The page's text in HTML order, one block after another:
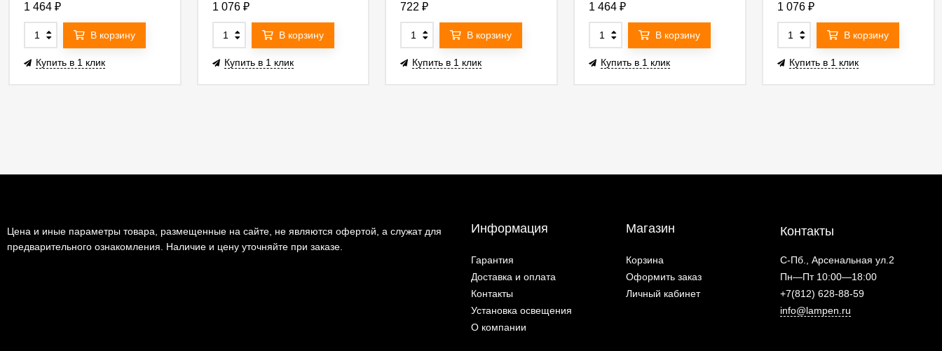
1 464 ₽
В корзину
Купить в 1 клик
1 076 ₽
В корзину
Купить в 1 клик
722₽
В корзину
Купить в 1 клик
1 464₽
В корзину
Купить в 1 клик
1 076 ₽
В корзину
Купить в 1 клик
Цена и иные параметры товара, размещенные на сайте, не являются офертой, а служат для
предварительного ознакомления. Наличие и цену уточняйте при заказе.
Информация
Гарантия
Доставка и оплата
Контакты
Установка освещения
О компании
Магазин
Корзина
Оформить заказ
Личный кабинет
Контакты
С-Пб., Арсенальная ул.2
Пн—Пт 10:00—18:00
+7(812) 628-88-59
info@lampen.ru